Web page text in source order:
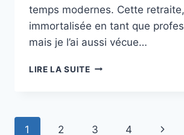
temps modernes. Cette retraite,
immortalisée en tant que
mais je l’ai aussi vécue…
LIRE LA SUITERETRAITE
FÉMININ
Page
1 2 3 4 Next